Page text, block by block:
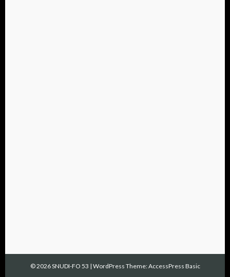
© 2026 SNUDI-FO 53 | WordPress Theme:AccessPress Basic